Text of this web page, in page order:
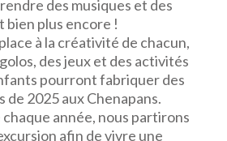
des musiques et des
bien plus encore !
à la créativité de chacun,
des jeux et des activités
pourront fabriquer des
de 2025 aux Chenapans.
chaque année, nous partirons
afin de vivre une